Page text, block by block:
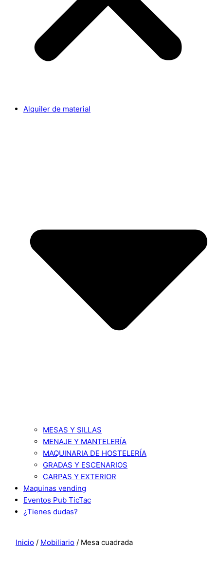
Alquiler de material
MESAS Y SILLAS
MENAJE Y MANTELERÍA
MAQUINARIA DE HOSTELERÍA
GRADAS Y ESCENARIOS
CARPAS Y EXTERIOR
Maquinas vending
Eventos Pub TicTac
¿Tienes dudas?
Inicio / Mobiliario / Mesa cuadrada